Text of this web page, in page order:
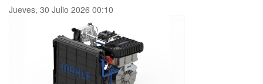
Jueves, 30 Julio 2026 00:10